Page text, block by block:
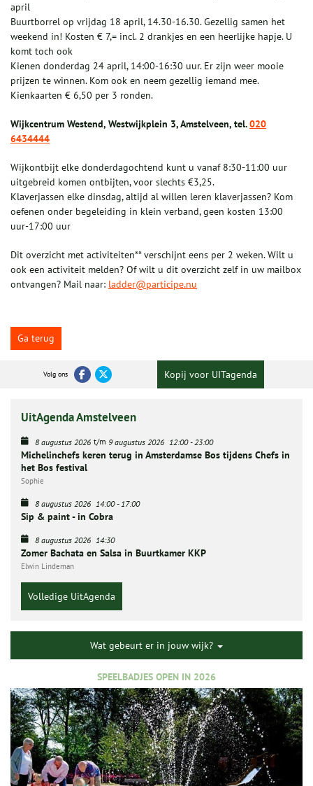
april
Buurtborrel op vrijdag 18 april, 14.30-16.30. Gezellig samen het
weekend in! Kosten € 7,= incl. 2 drankjes en een heerlijke hapje. U
komt toch ook
Kienen donderdag 24 april, 14:00-16:30 uur. Er zijn weer mooie
prijzen te winnen. Kom ook en neem gezellig iemand mee.
Kienkaarten € 6,50 per 3 ronden.
Wijkcentrum Westend, Westwijkplein 3, Amstelveen, tel.020
6434444
Wijkontbijt elke donderdagochtend kunt u vanaf 8:30-11:00 uur
uitgebreid komen ontbijten, voor slechts €3,25.
Klaverjassen elke dinsdag, altijd al willen leren klaverjassen? Kom
oefenen onder begeleiding in klein verband, geen kosten 13:00
uur-17:00 uur
Dit overzicht met activiteiten** verschijnt eens per 2 weken. Wilt u
ook een activiteit melden? Of wilt u dit overzicht zelf in uw mailbox
ontvangen? Mail naar: ladder@participe.nu
Ga terug
Volg ons Kopij voor UITagenda
UitAgenda Amstelveen
8 augustus 2026 t/m 9 augustus 2026 12:00-23:00
Michelinchefs keren terug in Amsterdamse Bos tijdens Chefs in
het Bos festival
Sophie
8 augustus 2026 14:00-17:00
Sip & paint - in Cobra
8 augustus 2026 14:30
Zomer Bachata en Salsa in Buurtkamer KKP
Elwin Lindeman
Volledige UitAgenda
Wat gebeurt er in jouw wijk?
SPEELBADJES OPEN IN 2026